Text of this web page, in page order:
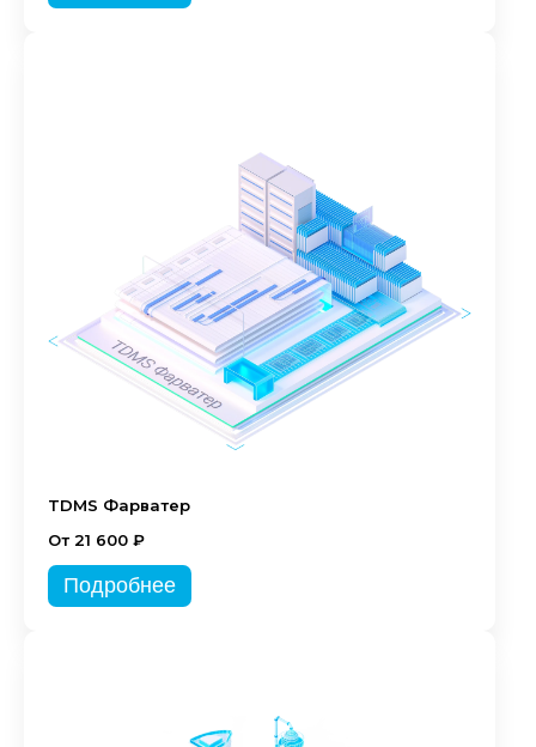
TDMS Фарватер
От 21 600 ₽
Подробнее